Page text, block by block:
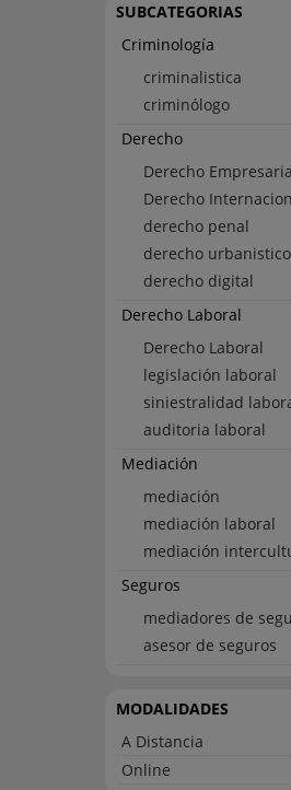
SUBCATEGORIAS
Criminología
criminalistica
criminólogo
Derecho
Derecho
Derecho
derecho penal
derecho urbanistico
derecho digital
Derecho Laboral
Derecho Laboral
legislación laboral
siniestralidad
auditoria laboral
Mediación
mediación
mediación laboral
mediación
Seguros
mediadores de
asesor de seguros
MODALIDADES
A Distancia
Online